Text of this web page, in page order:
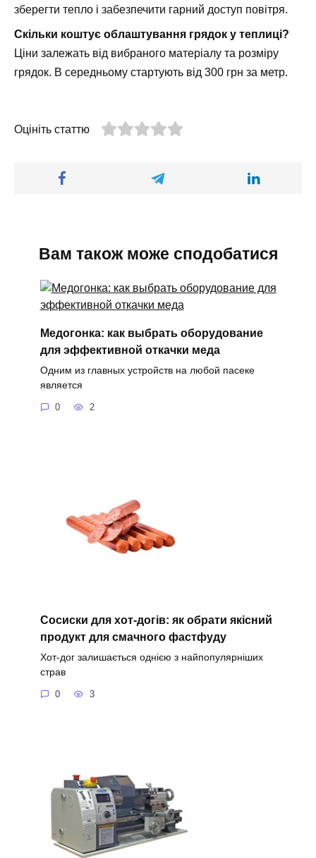
зберегти тепло і забезпечити гарний доступ повітря.
Скільки коштує облаштування грядок у теплиці?
Ціни залежать від вибраного матеріалу та розміру
грядок. В середньому стартують від 300 грн за метр.
Оцініть статтю
Вам також може сподобатися
Медогонка: как выбрать оборудование
для эффективной откачки меда
Одним из главных устройств на любой пасеке
является
0 2
Сосиски для хот-догів: як обрати якісний
продукт для смачного фастфуду
Хот-дог залишається однією з найпопулярніших
страв
0 3